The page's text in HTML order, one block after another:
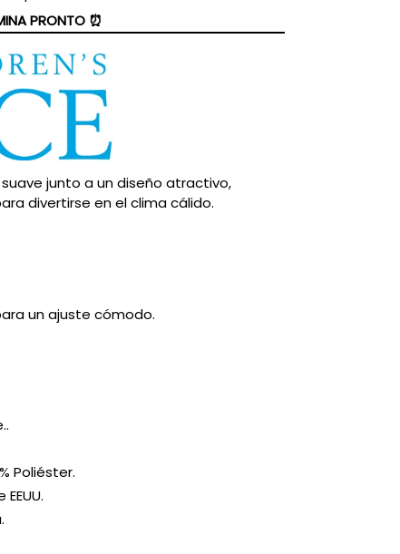
PRONTO ⏰
junto a un diseño atractivo,
divertirse en el clima cálido.
un ajuste cómodo.
Poliéster.